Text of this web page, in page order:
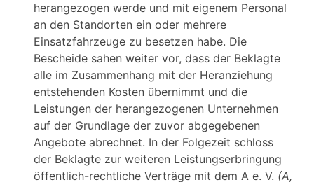
herangezogen werde und mit eigenem Personal
an den Standorten ein oder mehrere
Einsatzfahrzeuge zu besetzen habe. Die
Bescheide sahen weiter vor, dass der Beklagte
alle im Zusammenhang mit der Heranziehung
entstehenden Kosten übernimmt und die
Leistungen der herangezogenen Unternehmen
auf der Grundlage der zuvor abgegebenen
Angebote abrechnet. In der Folgezeit schloss
der Beklagte zur weiteren Leistungserbringung
öffentlich-rechtliche Verträge mit dem A e. V. (A,